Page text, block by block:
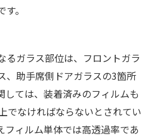
。
るガラス部位は、フロントガラ
、助手席側ドアガラスの3箇所
しては、装着済みのフィルムも
でなければならないとされてい
フィルム単体では高透過率であ